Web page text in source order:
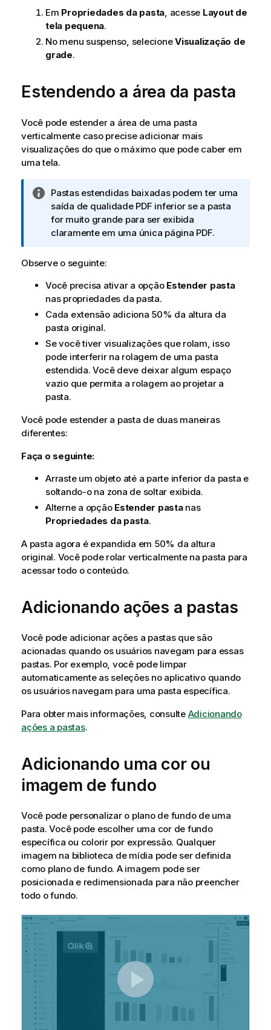
Em Propriedades da pasta, acesse Layout de
tela pequena.
No menu suspenso, selecioneVisualização de
grade.
Estendendo a área da pasta
Você pode estender a área de uma pasta
verticalmente caso precise adicionar mais
visualizações do que o máximo que pode caber em
uma tela.
N
o
t
a
n
o
r
m
a
Pastas estendidas baixadas podem ter uma
saída de qualidade PDF inferior se a pasta
for muito grande para ser exibida
claramente em uma única página PDF.
Observe o seguinte:
Você precisa ativar a opção Estender pasta
nas propriedades da pasta.
Cada extensão adiciona 50% da altura da
pasta original.
Se você tiver visualizações que rolam, isso
pode interferir na rolagem de uma pasta
estendida. Você deve deixar algum espaço
vazio que permita a rolagem ao projetar a
pasta.
Você pode estender a pasta de duas maneiras
diferentes:
Faça o seguinte:
Arraste um objeto até a parte inferior da pasta e
soltando-o na zona de soltar exibida.
Alterne a opção Estender pastanas
Propriedades da pasta.
A pasta agora é expandida em 50% da altura
original. Você pode rolar verticalmente na pasta para
acessar todo o conteúdo.
Adicionando ações a pastas
Você pode adicionar ações a pastas que são
acionadas quando os usuários navegam para essas
pastas. Por exemplo, você pode limpar
automaticamente as seleções no aplicativo quando
os usuários navegam para uma pasta específica.
Para obter mais informações, consulte Adicionando
ações a pastas.
Adicionando uma cor ou
imagem de fundo
Você pode personalizar o plano de fundo de uma
pasta. Você pode escolher uma cor de fundo
específica ou colorir por expressão. Qualquer
imagem na biblioteca de mídia pode ser definida
como plano de fundo. A imagem pode ser
posicionada e redimensionada para não preencher
todo o fundo.